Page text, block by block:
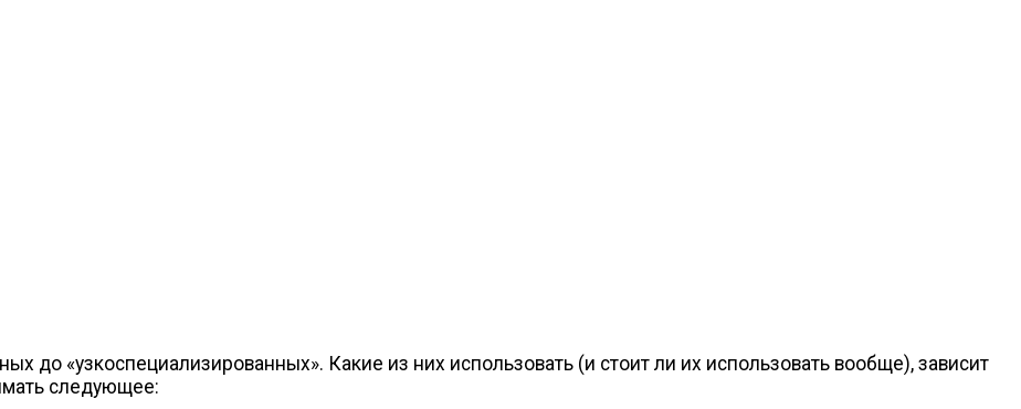
до «узкоспециализированных». Какие из них использовать (и стоит ли их использовать вообще), зависит
следующее: